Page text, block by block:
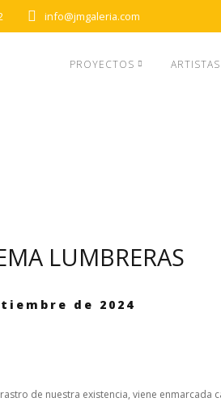
info@jmgaleria.com
PROYECTOS ARTISTAS
LUMBRERAS
de 2024
de nuestra existencia, viene